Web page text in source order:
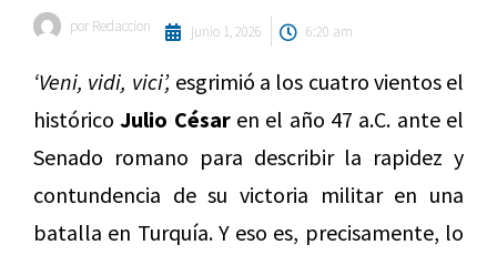
por Redaccion junio 1, 2026 6:20 am
‘Veni, vidi, vici’, esgrimió a los cuatro vientos el
históricoJulio Césaren el año 47 a.C. ante el
Senado romano para describir la rapidez y
contundencia de su victoria militar en una
batalla en Turquía. Y eso es, precisamente, lo